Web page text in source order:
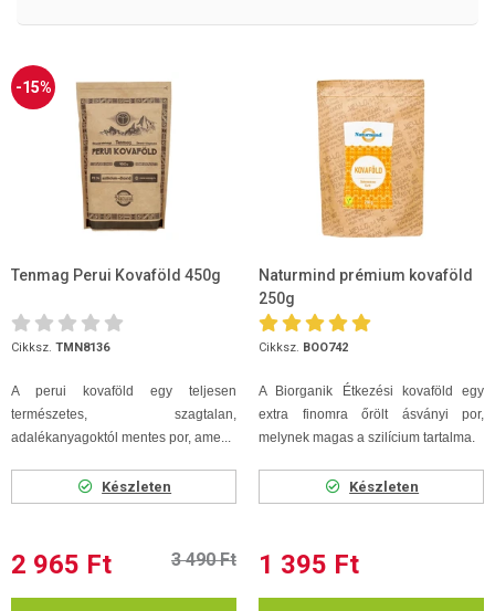
-15%
Tenmag Perui Kovaföld 450g
Cikksz. TMN8136
A perui kovaföld egy teljesen
természetes, szagtalan,
adalékanyagoktól mentes por, ame...
Készleten
2 965 Ft 3 490 Ft
Naturmind prémium kovaföld
250g
Cikksz. BOO742
A Biorganik Étkezési kovaföld egy
extra finomra őrölt ásványi por,
melynek magas a szilícium tartalma.
Készleten
1 395 Ft